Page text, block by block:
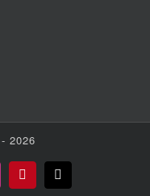
2026
Pinterest
E-
Mail